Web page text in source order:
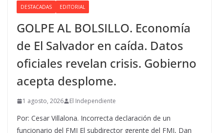
DESTACADAS EDITORIAL
GOLPE AL BOLSILLO. Economía
de El Salvador en caída. Datos
oficiales revelan crisis. Gobierno
acepta desplome.
1 agosto, 2026 El Independiente
Por: Cesar Villalona. Incorrecta declaración de un
funcionario del FMI El subdirector gerente del FMI, Dan